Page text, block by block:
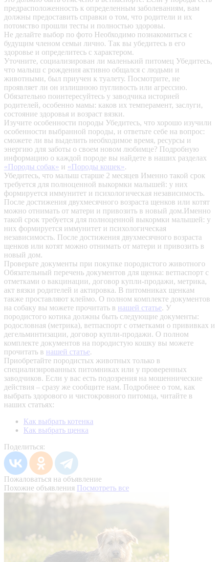
предрасположенность к определенным заболеваниям, вам
должны предоставить справки о том, что родители и их
потомство прошли тесты и полностью здоровы.
Не делайте выбор по фото Необходимо познакомиться с
будущим членом семьи лично. Так вы убедитесь в его
здоровье и определитесь с характером.
Уточните, социализирован ли маленький питомец Убедитесь,
что малыш с рождения активно общался с людьми и
животными, был приучен к туалету. Посмотрите, не
проявляет ли он излишнюю пугливость или агрессию.
Обязательно поинтересуйтесь у заводчика историей
родителей, особенно мамы: каков их темперамент, заслуги,
состояние здоровья и возраст вязки.
Изучите особенности породы Убедитесь, что хорошо изучили
особенности выбранной породы, и ответьте себе на вопрос:
сможете ли вы выделить необходимое время, ресурсы и
энергию для заботы о своем новом любимце? Подробную
информацию о каждой породе вы найдете в наших разделах
«Породы собак» и «Породы кошек».
Убедитесь, что малыш старше 2 месяцев Именно такой срок
требуется для полноценной выкормки малышей: у них
формируется иммунитет и психологическая независимость.
После достижения двухмесячного возраста щенков или котят
можно отнимать от матери и привозить в новый дом.Именно
такой срок требуется для полноценной выкормки малышей: у
них формируется иммунитет и психологическая
независимость. После достижения двухмесячного возраста
щенков или котят можно отнимать от матери и привозить в
новый дом.
Проверьте документы при покупке породистого животного
Обязательный перечень документов для щенка: ветпаспорт с
отметками о вакцинации, договор купли-продажи, метрика,
акт вязки родителей и актировка. В питомниках щенкам
также проставляют клеймо. О полном комплекте документов
на собаку вы можете прочитать в нашей статье. У
породистого котика должны быть следующие документы:
родословная (метрика), ветпаспорт с отметками о прививках и
дегельминтизации, договор купли-продажи. О полном
комплекте документов на породистую кошку вы можете
прочитать в нашей статье.
Приобретайте породистых животных только в
специализированных питомниках или у проверенных
заводчиков. Если у вас есть подозрения на мошеннические
действия – сразу же сообщите нам. Подробнее о том, как
выбрать здорового и чистокровного питомца, читайте в
наших статьях:
Как выбрать котенка
Как выбрать щенка
Поделиться:
Пожаловаться на объявление
Похожие объявления Посмотреть все